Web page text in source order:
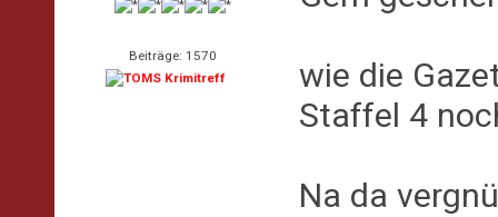
Beiträge: 1570
wie die
Staffel 4
Na da